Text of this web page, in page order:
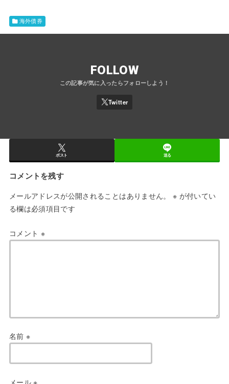
海外債券
FOLLOW
ポスト 送る
コメントを残す
メールアドレスが公開されることはありません。 ※ が付いてい
る欄は必須項目です
コメント ※
名前 ※
メール※